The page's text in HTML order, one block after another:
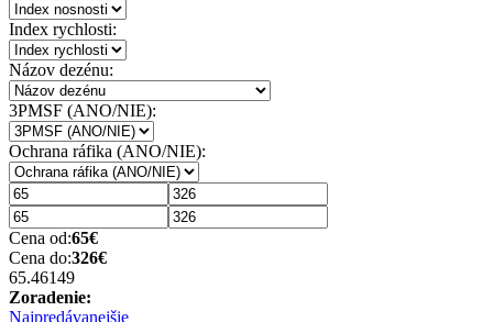
Index rychlosti:
Názov dezénu:
3PMSF (ANO/NIE):
Ochrana ráfika (ANO/NIE):
Cena od:65€
Cena do:326€
65.46149
Zoradenie:
Najpredávanejšie